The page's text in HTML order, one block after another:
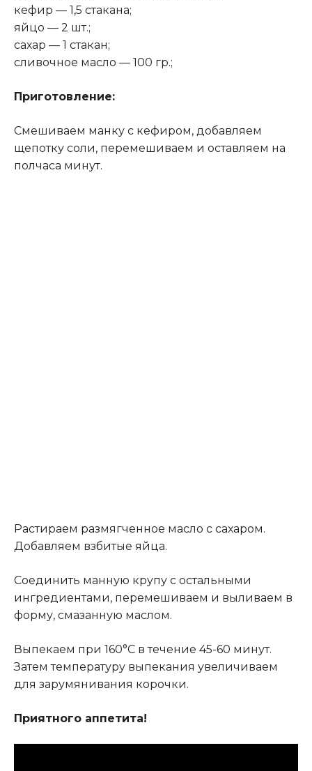
кефир — 1,5 стакана;
яйцо — 2 шт.;
сахар — 1 стакан;
сливочное масло — 100 гр.;
Приготовление:
Смешиваем манку с кефиром, добавляем
щепотку соли, перемешиваем и оставляем на
полчаса минут.
Растираем размягченное масло с сахаром.
Добавляем взбитые яйца.
Соединить манную крупу с остальными
ингредиентами, перемешиваем и выливаем в
форму, смазанную маслом.
Выпекаем при 160°С в течение 45-60 минут.
Затем температуру выпекания увеличиваем
для зарумянивания корочки.
Приятного аппетита!